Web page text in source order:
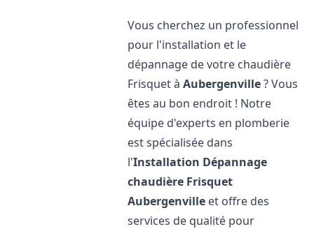
Vous cherchez un professionnel
pour l'installation et le
dépannage de votre chaudière
Frisquet àAubergenville? Vous
êtes au bon endroit ! Notre
équipe d'experts en plomberie
est spécialisée dans
l'Installation Dépannage
chaudière Frisquet
Aubergenville et offre des
services de qualité pour